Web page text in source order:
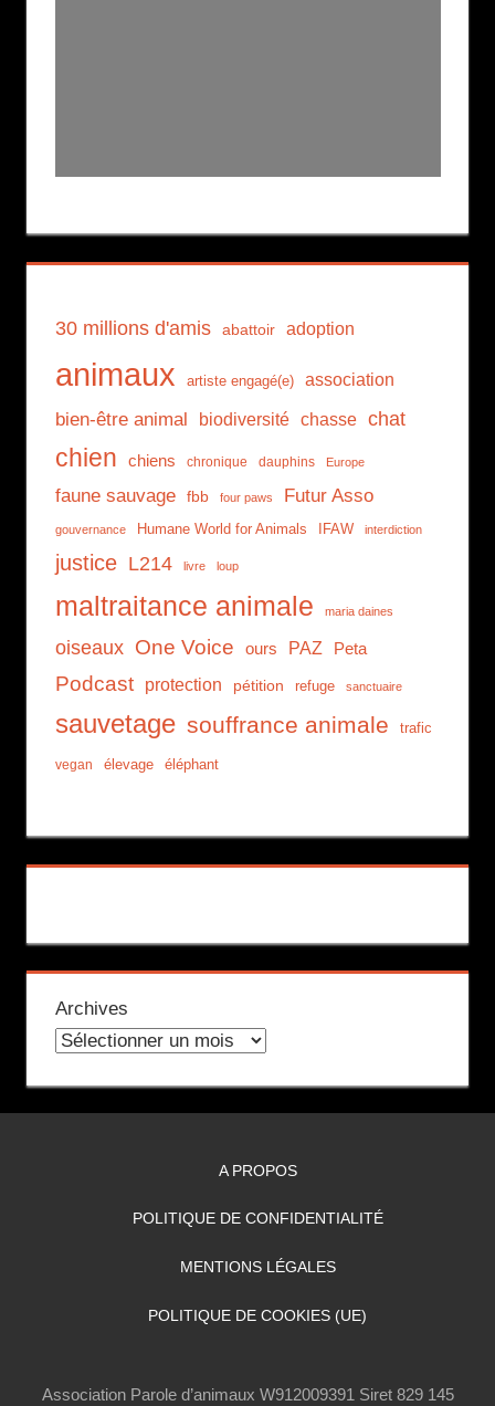
30 millions d'amis abattoir adoption
animaux artiste engagé(e) association
bien-être animal biodiversité chasse chat
chien chiens chronique dauphins Europe
faune sauvage fbb four paws Futur Asso
gouvernance Humane World for Animals IFAW interdiction
justice L214 livre loup
maltraitance animale maria daines
oiseaux One Voice ours PAZ Peta
Podcast protection pétition refuge sanctuaire
sauvetage souffrance animale trafic
vegan élevage éléphant
Archives
A PROPOS
POLITIQUE DE CONFIDENTIALITÉ
MENTIONS LÉGALES
POLITIQUE DE COOKIES (UE)
Association Parole d’animaux W912009391 Siret 829 145